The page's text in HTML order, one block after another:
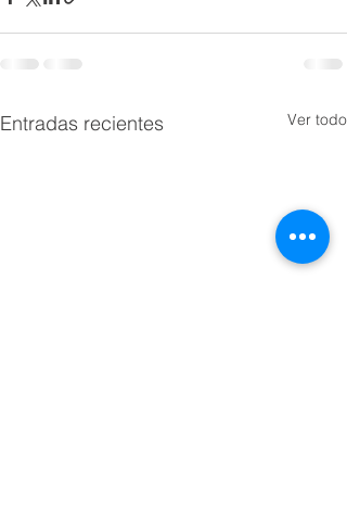
Entradas recientes Ver todo